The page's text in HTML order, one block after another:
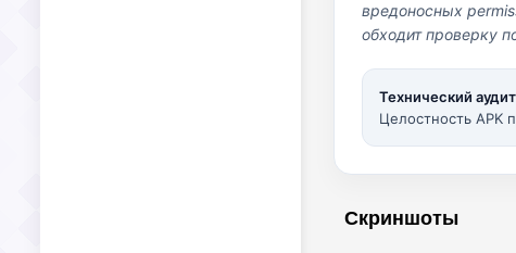
вредоносных
обходит проверку
Технический
Целостность APK
Скриншоты